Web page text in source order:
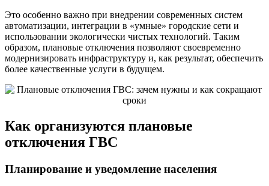
Это особенно важно при внедрении современных систем
автоматизации, интеграции в «умные» городские сети и
использовании экологически чистых технологий. Таким
образом, плановые отключения позволяют своевременно
модернизировать инфраструктуру и, как результат, обеспечить
более качественные услуги в будущем.
Как организуются плановые
отключения ГВС
Планирование и уведомление населения